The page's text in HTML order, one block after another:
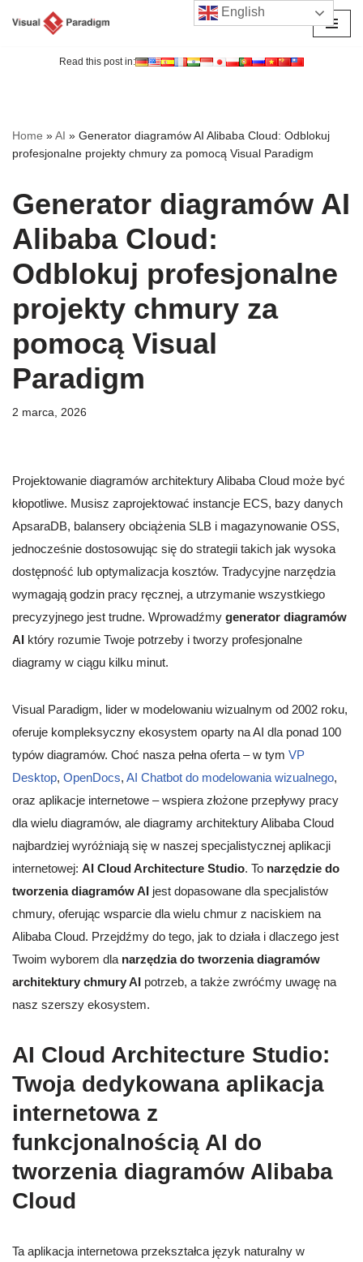
Read this post in:
Home »AI » Generator diagramów AI Alibaba Cloud: Odblokuj
profesjonalne projekty chmury za pomocą Visual Paradigm
Generator diagramów AI
Alibaba Cloud:
Odblokuj profesjonalne
projekty chmury za
pomocą Visual
Paradigm
2 marca, 2026
Projektowanie diagramów architektury Alibaba Cloud może być
kłopotliwe. Musisz zaprojektować instancje ECS, bazy danych
ApsaraDB, balansery obciążenia SLB i magazynowanie OSS,
jednocześnie dostosowując się do strategii takich jak wysoka
dostępność lub optymalizacja kosztów. Tradycyjne narzędzia
wymagają godzin pracy ręcznej, a utrzymanie wszystkiego
precyzyjnego jest trudne. Wprowadźmy generator diagramów
AI który rozumie Twoje potrzeby i tworzy profesjonalne
diagramy w ciągu kilku minut.
Visual Paradigm, lider w modelowaniu wizualnym od 2002 roku,
oferuje kompleksyczny ekosystem oparty na AI dla ponad 100
typów diagramów. Choć nasza pełna oferta – w tym VP
Desktop, OpenDocs, AI Chatbot do modelowania wizualnego,
oraz aplikacje internetowe – wspiera złożone przepływy pracy
dla wielu diagramów, ale diagramy architektury Alibaba Cloud
najbardziej wyróżniają się w naszej specjalistycznej aplikacji
internetowej: AI Cloud Architecture Studio. To narzędzie do
tworzenia diagramów AI jest dopasowane dla specjalistów
chmury, oferując wsparcie dla wielu chmur z naciskiem na
Alibaba Cloud. Przejdźmy do tego, jak to działa i dlaczego jest
Twoim wyborem dla narzędzia do tworzenia diagramów
architektury chmury AI potrzeb, a także zwróćmy uwagę na
nasz szerszy ekosystem.
AI Cloud Architecture Studio:
Twoja dedykowana aplikacja
internetowa z
funkcjonalnością AI do
tworzenia diagramów Alibaba
Cloud
Ta aplikacja internetowa przekształca język naturalny w
English